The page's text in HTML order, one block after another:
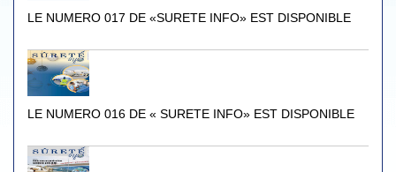
LE NUMERO 017 DE «SURETE INFO» EST DISPONIBLE
LE NUMERO 016 DE « SURETE INFO» EST DISPONIBLE